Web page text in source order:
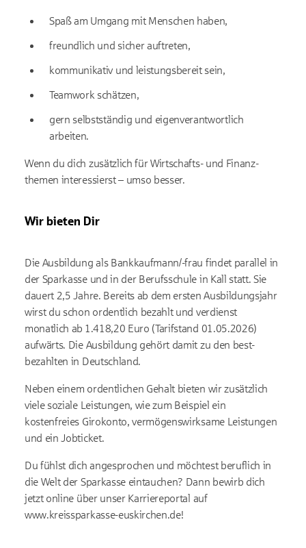
Spaß am Umgang mit Menschen haben,
freundlich und sicher auftreten,
kommunikativ und leistungs­bereit sein,
Teamwork schätzen,
gern selbst­ständig und eigen­verantwortlich
arbeiten.
Wenn du dich zusätzlich für Wirtschafts- und Finanz­
themen interessierst – umso besser.
Wir bieten Dir
Die Ausbildung als Bank­kauf­mann/-frau findet parallel in
der Sparkasse und in der Berufs­schule in Kall statt. Sie
dauert 2,5 Jahre. Bereits ab dem ersten Aus­bildungs­jahr
wirst du schon ordentlich bezahlt und verdienst
monatlich ab 1.418,20 Euro (Tarifstand 01.05.2026)
aufwärts. Die Aus­bildung gehört damit zu den best­
bezahlten in Deutschland.
Neben einem ordentlichen Gehalt bieten wir zusätzlich
viele soziale Leistungen, wie zum Beispiel ein
kostenfreies Girokonto, vermögenswirksame Leistungen
und ein Jobticket.
Du fühlst dich angesprochen und möchtest beruflich in
die Welt der Sparkasse eintauchen? Dann bewirb dich
jetzt online über unser Karriereportal auf
www.kreissparkasse-euskirchen.de!